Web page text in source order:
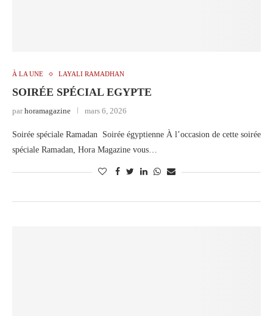
À LA UNE LAYALI RAMADHAN
SOIRÉE SPÉCIAL EGYPTE
parhoramagazine mars 6, 2026
Soirée spéciale Ramadan Soirée égyptienne À l’occasion de cette soirée
spéciale Ramadan, Hora Magazine vous…